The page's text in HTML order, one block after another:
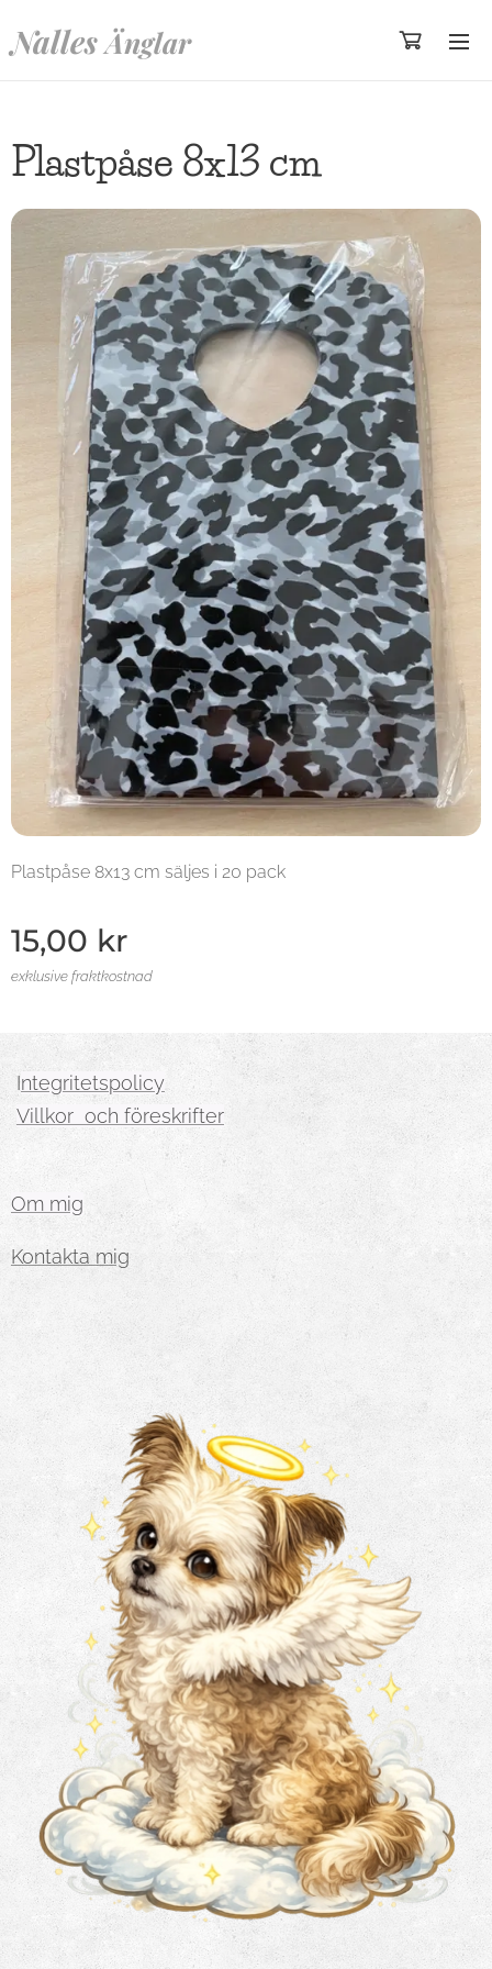
Nalles Änglar
Plastpåse 8x13 cm
Plastpåse 8x13 cm säljes i 20 pack
15,00 kr
exklusive fraktkostnad
Integritetspolicy
Villkor och föreskrifter
Om mig
Kontakta mig